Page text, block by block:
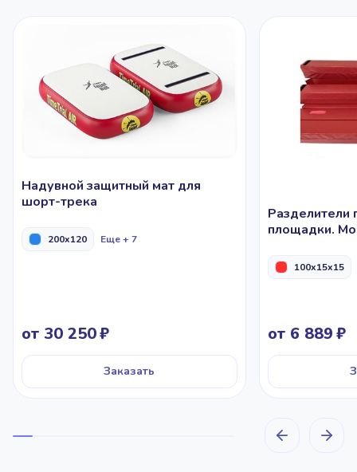
Надувной защитный мат для
шорт-трека
200x120 Еще + 7
от 30 250
Заказать
Разделители
площадки.
100x15x15
от 6 889